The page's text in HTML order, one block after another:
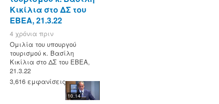
Κικίλια στο ΔΣ του
ΕΒΕΑ, 21.3.22
4 χρόνια πριν
Ομιλία του υπουργού
τουρισμού κ. Βασίλη
Κικίλια στο ΔΣ του ΕΒΕΑ,
21.3.22
3,616 εμφανίσεις
10:14